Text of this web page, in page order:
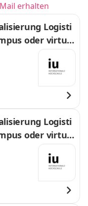
erhalten
Logisti
oder virtuel
Logisti
oder virtuel